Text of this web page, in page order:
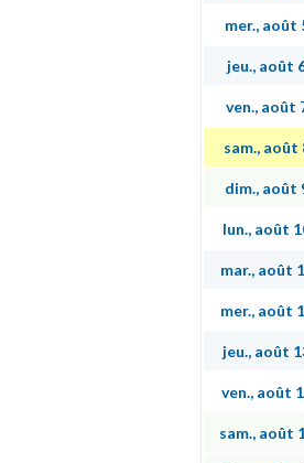
mer., août
jeu., août
ven., août
sam., août
dim., août
lun., août
mar., août
mer., août
jeu., août
ven., août
sam., août